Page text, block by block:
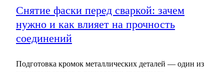
Снятие фаски перед сваркой: зачем
нужно и как влияет на прочность
соединений
Подготовка кромок металлических деталей — один из